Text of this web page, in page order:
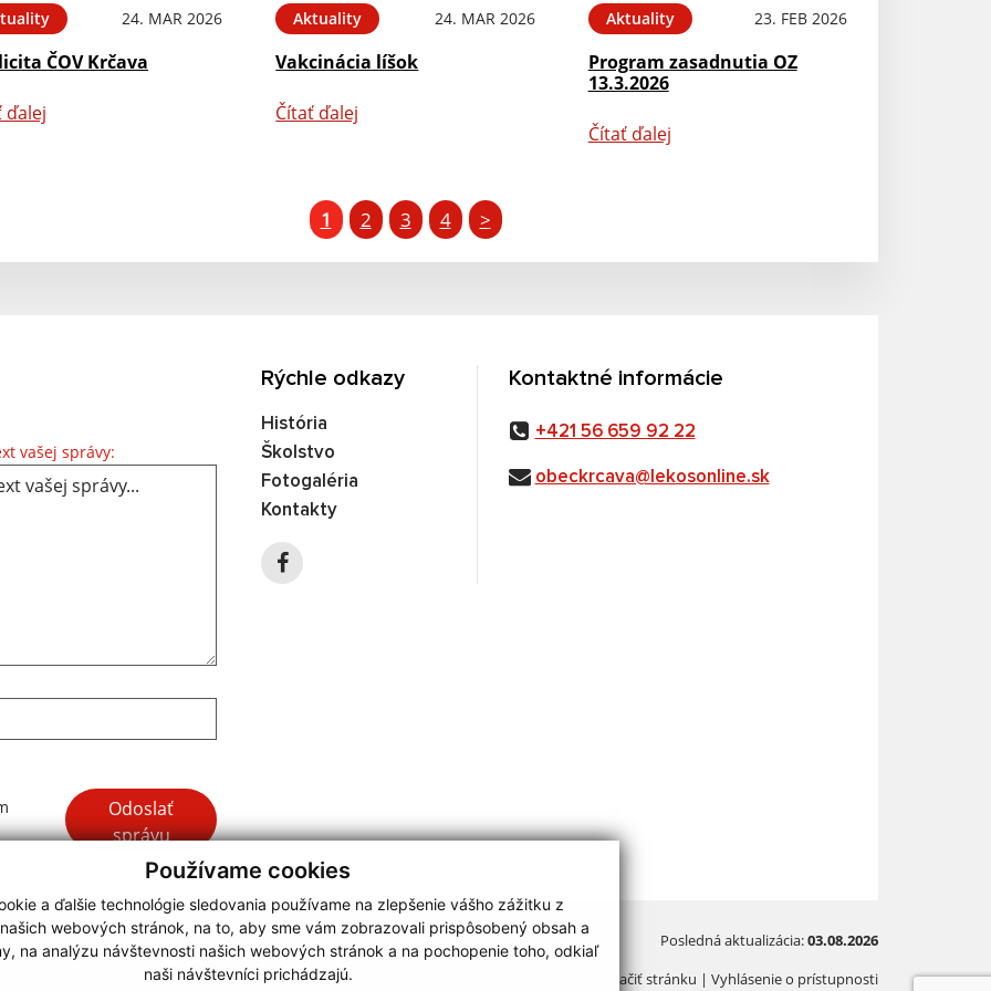
Používame cookies
a ďalšie technológie sledovania používame na zlepšenie vášho zážitku z
webových stránok, na to, aby sme vám zobrazovali prispôsobený obsah a
na analýzu návštevnosti našich webových stránok a na pochopenie toho, odkiaľ
naši návštevníci prichádzajú.
24. MAR 2026
ČOV Krčava
ďalej
Aktuality 24. MAR 2026
Vakcinácia líšok
Čítať ďalej
Aktuality 23. FEB 2026
Program zasadnutia OZ
13.3.2026
Čítať ďalej
1 2 3 4 >
vašej správy: Text vašej správy...
Google reCaptcha Response
Odoslať
správu
Rýchle odkazy
História
Školstvo
Fotogaléria
Kontakty
Kontaktné informácie
+421 56 659 92 22
obeckrcava@lekosonline.sk
Posledná aktualizácia:03.08.2026
Vytlačiť stránku | Vyhlásenie o prístupnosti
webdesign|